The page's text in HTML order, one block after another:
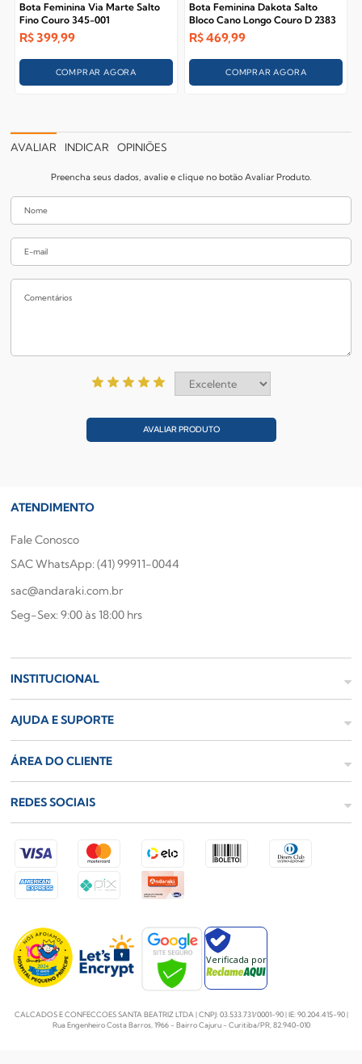
Bota Feminina Via Marte Salto
Fino Couro 345-001
R$ 399,99
COMPRAR AGORA
Bota Feminina Dakota Salto
Bloco Cano Longo Couro D 2383
R$469,99
COMPRAR AGORA
AVALIAR INDICAR OPINIÕES
Preencha seus dados, avalie e clique no botão Avaliar Produto.
AVALIAR PRODUTO
ATENDIMENTO
Fale Conosco
SAC WhatsApp: (41) 99911-0044
sac@andaraki.com.br
Seg-Sex: 9:00 às 18:00 hrs
INSTITUCIONAL
AJUDA E SUPORTE
ÁREA DO CLIENTE
REDES SOCIAIS
Verificada por
CALCADOS E CONFECCOES SANTA BEATRIZ LTDA | CNPJ: 03.533.731/0001-90 | IE: 90.204.415-90 |
Rua Engenheiro Costa Barros, 1966 - Bairro Cajuru - Curitiba/PR, 82.940-010